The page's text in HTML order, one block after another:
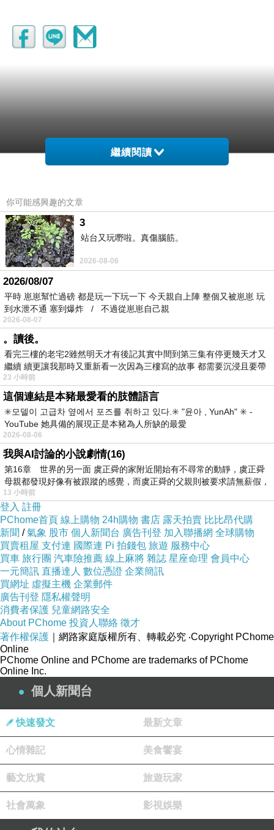
繼續閱讀
你可能感興趣的文章
3
站台又玩嘢啦。真傷腦筋。
2026-08-06
2026/08/07
平時 崽崽幫忙過磅 都是玩一下玩一下 今天親自上陣 整個又被崽崽 玩
到水泄不通 塞到爆炸 / 不過從崽崽自己親
2026-08-07
。讀後。
看完三樓的老宅2雖然明天才有後記其實中間到第三集有停更幾天才又
繼續 續更讓我那時又重新看一次因為三樓寫的故事 都需要沉浸且要帶
有
23 小時前
這個連結是本豬最愛看的肢體語言
✳️모델이 고급차 옆에서 포즈를 취하고 있다.✳️ "윤아 , YunAh" ✳️ -
YouTube 她具備的展現正是本豬為人所缺的最愛
2026-08-06
我與AI討論的小說劇情(16)
第16章 世界的另一面 虞正舜的家附近開始有不尋常的動靜，虞正舜
母親都發現好像有被跟蹤的感覺，而虞正舜的父親則被要求請無薪假，
13 小時前
登入 註冊
PChome首頁 線上購物 24h購物 書店 露天拍賣 比比昂代購
新聞 /氣象 股市 個人新聞台 廣告刊登 加入聯播網 全球購物
買賣租屋 支付連 國際連 Pi 拍錢包 旅遊 服務中心
買車 旅行團 汽車險推薦 線上麻將 雜誌 星座命理 會員中心
一元簡訊 直播達人 數位憑證 企業簡訊
買網址 虛擬主機 企業郵件
廣告刊登 隱私權聲明
消費者保護 兒童網路安全
About PChome 投資人聯絡 徵才
著作權保護 ｜網路家庭版權所有、轉載必究 ‧Copyright PChome
Online
PChome Online and PChome are trademarks of PChome
Online Inc.
個人新聞台
快速發文 最新文章
心情雜記 美食饗宴
藝文欣賞 旅遊玩家
社會萬象 影視娛樂